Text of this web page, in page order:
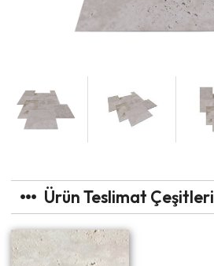
Ürün Teslimat Çeşitleri